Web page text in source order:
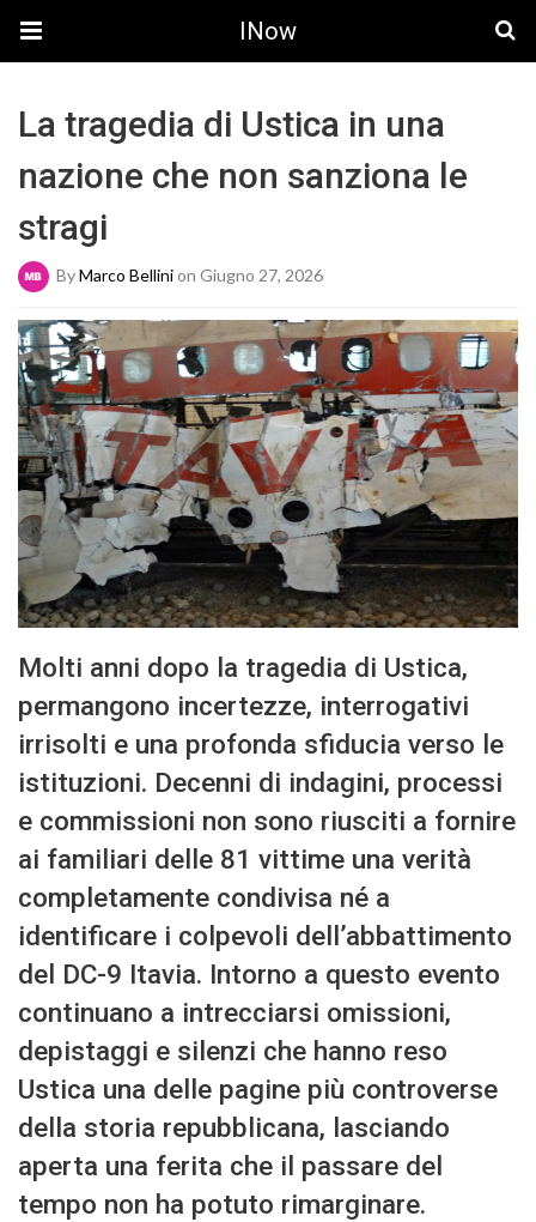
INow
La tragedia di Ustica in una
nazione che non sanziona le
stragi
ByMarco Bellinion Giugno 27, 2026
Molti anni dopo la tragedia di Ustica,
permangono incertezze, interrogativi
irrisolti e una profonda sfiducia verso le
istituzioni. Decenni di indagini, processi
e commissioni non sono riusciti a fornire
ai familiari delle 81 vittime una verità
completamente condivisa né a
identificare i colpevoli dell’abbattimento
del DC-9 Itavia. Intorno a questo evento
continuano a intrecciarsi omissioni,
depistaggi e silenzi che hanno reso
Ustica una delle pagine più controverse
della storia repubblicana, lasciando
aperta una ferita che il passare del
tempo non ha potuto rimarginare.